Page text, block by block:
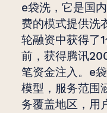
e袋洗，它是国
费的模式提供洗
轮融资中获得了
前，获得腾讯
笔资金注入。e
模型，服务范围
务覆盖地区，用